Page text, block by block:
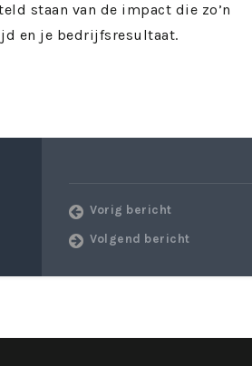
staan van de impact die zo’n
en je bedrijfsresultaat.
Vorig bericht
Volgend bericht